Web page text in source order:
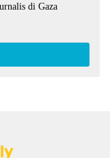
di Gaza